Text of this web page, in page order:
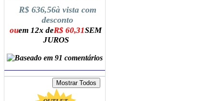
R$ 636,56à vista com
desconto
ouem 12x deR$ 60,31SEM
JUROS